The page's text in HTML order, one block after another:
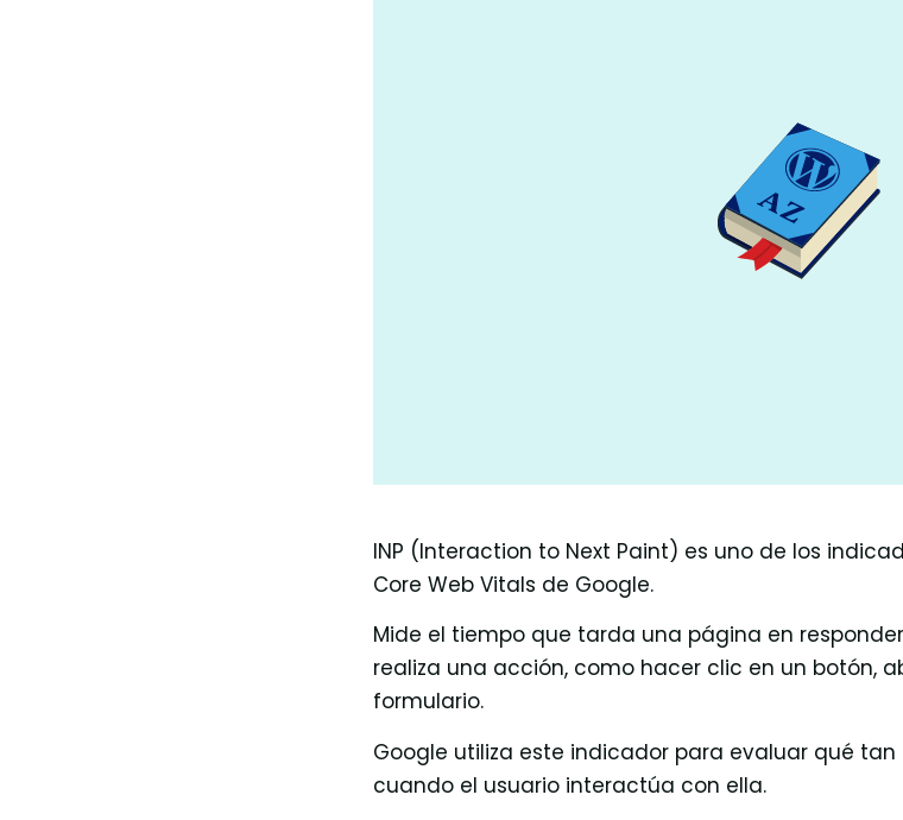
INP (Interaction to Next Paint) es uno de los
Core Web Vitals de Google.
Mide el tiempo que tarda una página en
realiza una acción, como hacer clic en un botón,
formulario.
Google utiliza este indicador para evaluar qué
cuando el usuario interactúa con ella.